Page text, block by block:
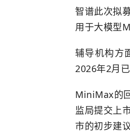
智谱此次拟
用于大模型
辅导机构方
2026年2月
MiniMax的
监局提交上
市的初步建